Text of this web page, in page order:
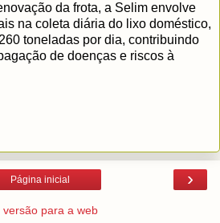
da frota, a Selim envolve
na coleta diária do lixo doméstico,
toneladas por dia, contribuindo
de doenças e riscos à
›
Página inicial
versão para a web